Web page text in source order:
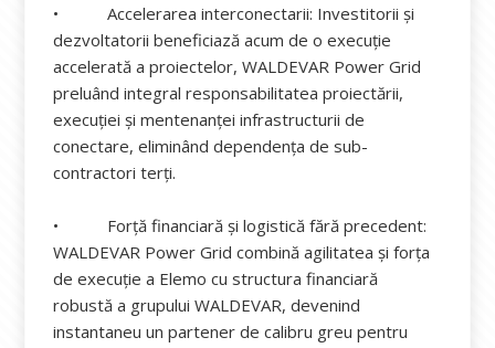
• Accelerarea interconectarii: Investitorii și
dezvoltatorii beneficiază acum de o execuție
accelerată a proiectelor, WALDEVAR Power Grid
preluând integral responsabilitatea proiectării,
execuției și mentenanței infrastructurii de
conectare, eliminând dependența de sub-
contractori terți.
• Forță financiară și logistică fără precedent:
WALDEVAR Power Grid combină agilitatea și forța
de execuție a Elemo cu structura financiară
robustă a grupului WALDEVAR, devenind
instantaneu un partener de calibru greu pentru